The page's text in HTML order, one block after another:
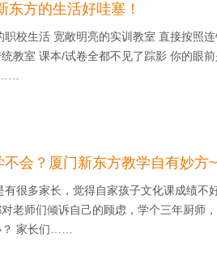
方的生活好哇塞！
校生活 宽敞明亮的实训教室 直接按照
教室 课本/试卷全都不见了踪影 你的眼
……
会？厦门新东方教学自有妙方~
很多家长，觉得自家孩子文化课成绩不
老师们倾诉自己的顾虑，学个三年厨师
？ 家长们……